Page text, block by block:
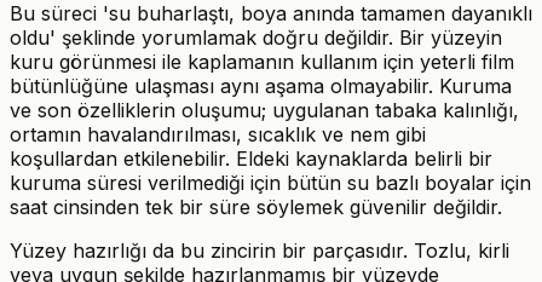
Bu süreci 'su buharlaştı, boya anında tamamen dayanıklı
oldu' şeklinde yorumlamak doğru değildir. Bir yüzeyin
kuru görünmesi ile kaplamanın kullanım için yeterli film
bütünlüğüne ulaşması aynı aşama olmayabilir. Kuruma
ve son özelliklerin oluşumu; uygulanan tabaka kalınlığı,
ortamın havalandırılması, sıcaklık ve nem gibi
koşullardan etkilenebilir. Eldeki kaynaklarda belirli bir
kuruma süresi verilmediği için bütün su bazlı boyalar için
saat cinsinden tek bir süre söylemek güvenilir değildir.
Yüzey hazırlığı da bu zincirin bir parçasıdır. Tozlu, kirli
veya uygun şekilde hazırlanmamış bir yüzeyde